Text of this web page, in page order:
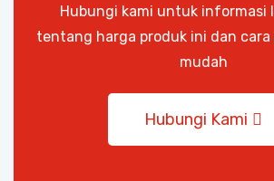
Hubungi kami untuk informasi
tentang harga produk ini dan cara
mudah
Hubungi Kami